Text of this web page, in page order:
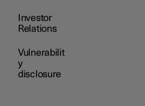
Investor
Relations
Vulnerabilit
y
disclosure